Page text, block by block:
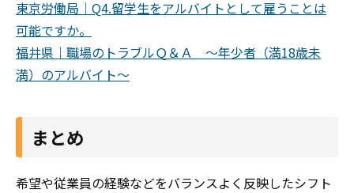
東京労働局｜Q4.留学生をアルバイトとして雇うことは
可能ですか。
福井県｜職場のトラブルＱ＆Ａ ～年少者（満18歳未
満）のアルバイト～
まとめ
希望や従業員の経験などをバランスよく反映したシフト